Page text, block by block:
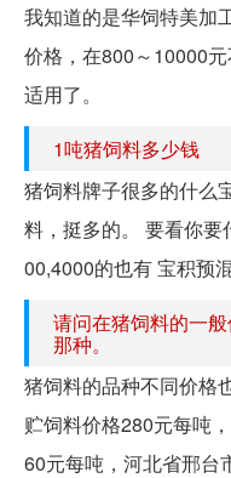
我知道的是华饲特美加
价格，在800～10000
适用了。
1吨猪饲料多少钱
猪饲料牌子很多的什么
料，挺多的。 要看你
00,4000的也有 宝积预
请问在猪饲料的一
那种。
猪饲料的品种不同价格
贮饲料价格280元每吨
60元每吨，河北省邢台